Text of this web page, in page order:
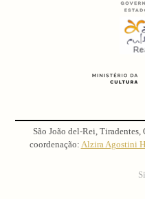
São João del-Rei, Tiradentes,
coordenação: Alzira Agostini